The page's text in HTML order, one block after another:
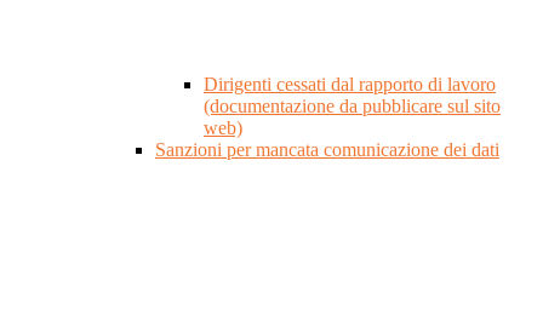
Dirigenti cessati dal rapporto di lavoro
(documentazione da pubblicare sul sito
web)
Sanzioni per mancata comunicazione dei dati